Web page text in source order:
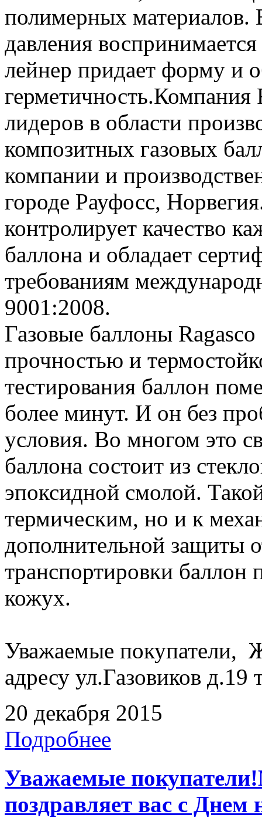
полимерных материалов.
давления
лейнер придает форму и
лидеров в области
композитных газовых
компании и
городе Рауфосс,
контролирует качество
баллона и обладает
требованиям
9001:2008.
Газовые баллоны
прочностью и
тестирования баллон
более минут. И он без
условия. Во многом это
баллона состоит из
эпоксидной смолой.
термическим, но и к
дополнительной защиты
транспортировки
кожух.
Уважаемые покупатели,
адресу ул.Газовиков д.19
20 декабря 2015
Подробнее
Уважаемые
поздравляет вас с Днем